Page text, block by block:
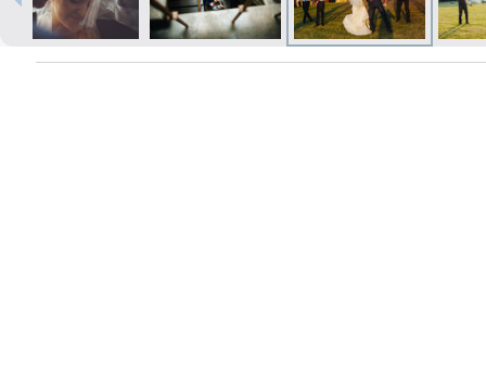
Печать в течение 1 часа в Риге –